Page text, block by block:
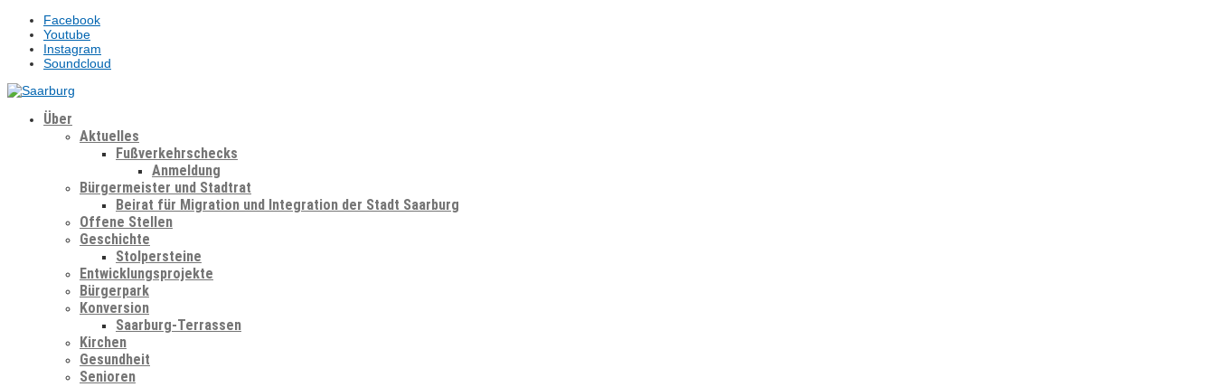
Facebook
Youtube
Instagram
Soundcloud
Über
Aktuelles
Fußverkehrschecks
Anmeldung
Bürgermeister und Stadtrat
Beirat für Migration und Integration der Stadt Saarburg
Offene Stellen
Geschichte
Stolpersteine
Entwicklungsprojekte
Bürgerpark
Konversion
Saarburg-Terrassen
Kirchen
Gesundheit
Senioren